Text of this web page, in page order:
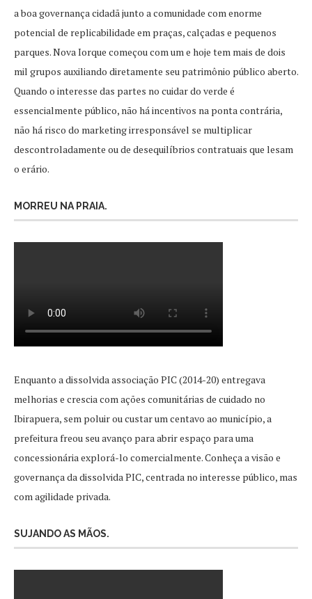
a boa governança cidadã junto a comunidade com enorme
potencial de replicabilidade em praças, calçadas e pequenos
parques. Nova Iorque começou com um e hoje tem mais de dois
mil grupos auxiliando diretamente seu patrimônio público aberto.
Quando o interesse das partes no cuidar do verde é
essencialmente público, não há incentivos na ponta contrária,
não há risco do marketing irresponsável se multiplicar
descontroladamente ou de desequilíbrios contratuais que lesam
o erário.
MORREU NA PRAIA.
Enquanto a dissolvida associação PIC (2014-20) entregava
melhorias e crescia com ações comunitárias de cuidado no
Ibirapuera, sem poluir ou custar um centavo ao município, a
prefeitura freou seu avanço para abrir espaço para uma
concessionária explorá-lo comercialmente. Conheça a visão e
governança da dissolvida PIC, centrada no interesse público, mas
com agilidade privada.
SUJANDO AS MÃOS.